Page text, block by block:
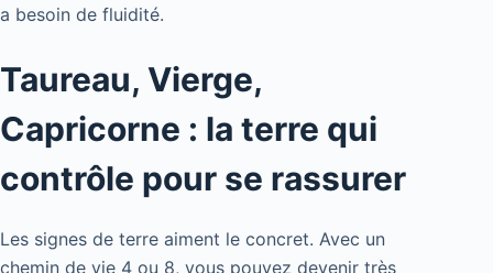
a besoin de fluidité.
Taureau, Vierge,
Capricorne : la terre qui
contrôle pour se rassurer
Les signes de terre aiment le concret. Avec un
chemin de vie 4 ou 8, vous pouvez devenir très